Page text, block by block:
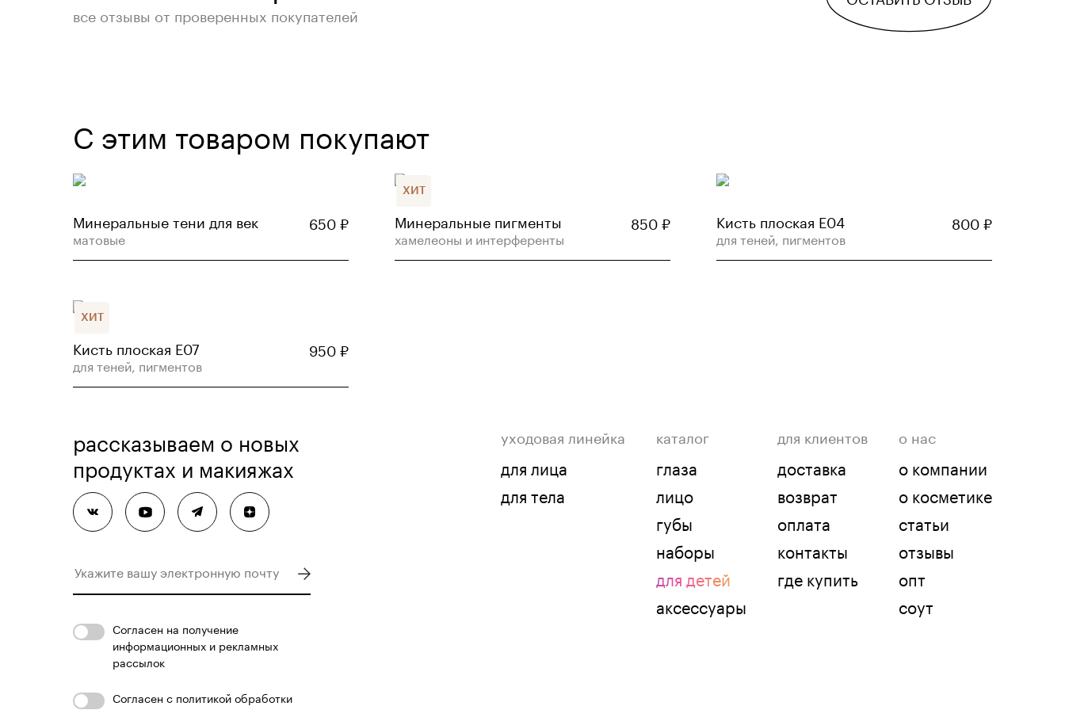
все отзывы от проверенных покупателей
С этим товаром покупают
Минеральные тени для век
матовые
650₽
ХИТ
Минеральные пигменты
хамелеоны и интерференты
850₽ Кисть плоская E04
для теней, пигментов
800₽
ХИТ
Кисть плоская E07
для теней, пигментов
950₽
рассказываем о новых
продуктах и макияжах
Согласен на получение
информационных и рекламных
рассылок
Согласен с политикой обработки
уходовая линейка
для лица
для тела
каталог
глаза
лицо
губы
наборы
для детей
аксессуары
для клиентов
доставка
возврат
оплата
контакты
где купить
о нас
о компании
о косметике
статьи
отзывы
опт
соут